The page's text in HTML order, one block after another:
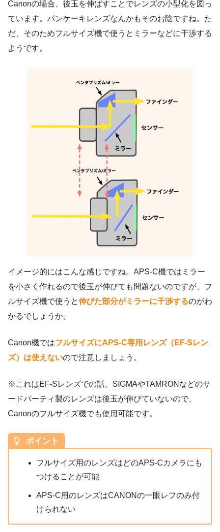
Canonの場合、後玉を伸ばすことでレンズの小型化を図っ
ています。パンケーキレンズなんかもそのお陰ですね。た
だ、そのためフルサイズ機で使うとミラーなどに干渉する
ようです。
イメージ的にはこんな感じですね。APS-C機ではミラー
を小さく作れるので後玉が伸びても問題ないのですが、フ
ルサイズ機で使うと伸びた部分がミラーに干渉するのがわ
かるでしょうか。
Canon機ではフルサイズにAPS-C専用レンズ（EF-Sレン
ズ）は使えないので注意しましょう。
※これはEF-Sレンズでの話。SIGMAやTAMRONなどのサ
ードパーティ製のレンズは後玉が伸びていないので、
Canonのフルサイズ機でも使用可能です。
ポイント
フルサイズ用のレンズはどのAPS-Cカメラにも
つけることが可能
APS-C用のレンズはCANONの一眼レフのみ付
けられない